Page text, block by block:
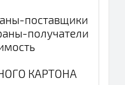
поставщики
получатели
КАРТОНА